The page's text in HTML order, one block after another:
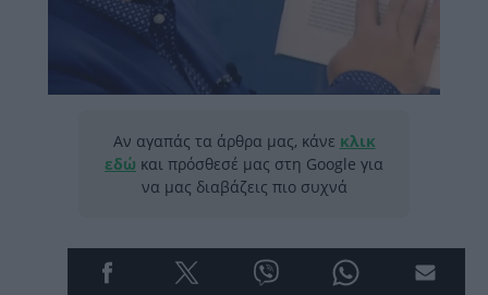
Αν αγαπάς τα άρθρα μας, κάνε κλικ
εδώ και πρόσθεσέ μας στη Google για
να μας διαβάζεις πιο συχνά